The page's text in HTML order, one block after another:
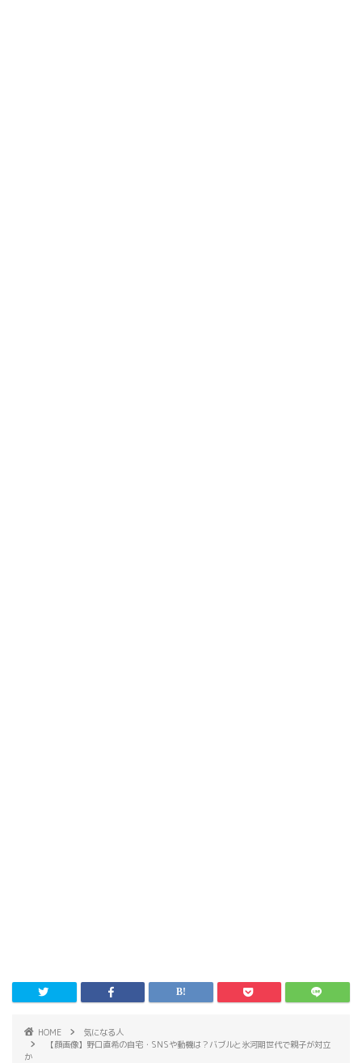
HOME
気になる人
【顔画像】野口直希の自宅・SNSや動機は？バブルと氷河期世代で親子が対立
か